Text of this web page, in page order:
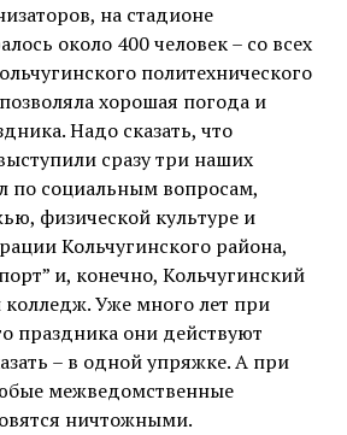
на стадионе
около 400 человек – со всех
политехнического
хорошая погода и
Надо сказать, что
сразу три наших
по социальным вопросам,
физической культуре и
Кольчугинского района,
и, конечно, Кольчугинский
колледж. Уже много лет при
праздника они действуют
– в одной упряжке. А при
межведомственные
ничтожными.